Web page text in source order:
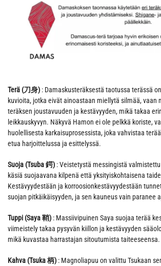
Terä (刀身) : Damaskusteräksestä taotussa terässä
kuvioita, jotka eivät ainoastaan miellytä silmää, vaan
teräksen joustavuuden ja kestävyyden, mikä takaa
leikkauskyvyn. Näkyvä Hamon ei ole pelkkä koriste,
huolellisesta karkaisuprosessista, joka vahvistaa
etua harjoittelussa ja esittelyssä.
Suoja (Tsuba 鍔) : Veistetystä messingistä
käsiä suojaavana kilpenä että yksityiskohtaisena
Kestävyydestään ja korroosionkestävyydestään
suojan pitkäikäisyyden, ja sen kauneus vain paranee
Tuppi (Saya 鞘) : Massiivipuinen Saya suojaa terää
viimeistely takaa pysyvän kiillon ja kestävyyden
mikä kuvastaa harrastajan sitoutumista taiteeseensa.
Kahva (Tsuka 柄) : Magnoliapuu on valittu Tsukaan